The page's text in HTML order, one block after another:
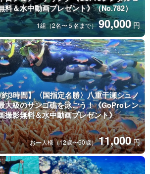
料＆水中動画プレゼント》（No.782）
1組（2名〜５名まで）90,000 円
3時間】〈国指定名勝〉八重干瀬シュノ
級のサンゴ礁を泳ごう！《GoProレン
撮影無料＆水中動画プレゼント》
お一人様（12歳〜60歳）11,000 円